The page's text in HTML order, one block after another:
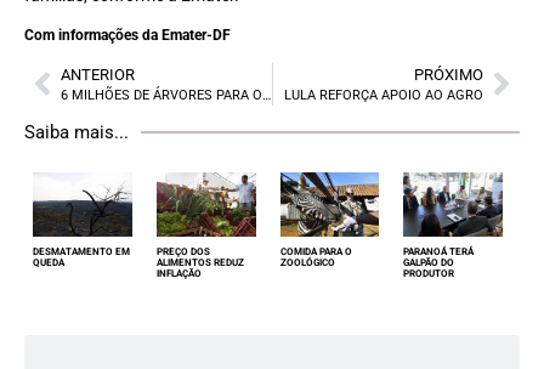
Com informações da Emater-DF
ANTERIOR PRÓXIMO
LULA REFORÇA APOIO AO AGRO
Saiba mais...
DESMATAMENTO EM
QUEDA
PREÇO DOS
ALIMENTOS REDUZ
INFLAÇÃO
COMIDA PARA O
ZOOLÓGICO
PARANOÁ TERÁ
GALPÃO DO
PRODUTOR